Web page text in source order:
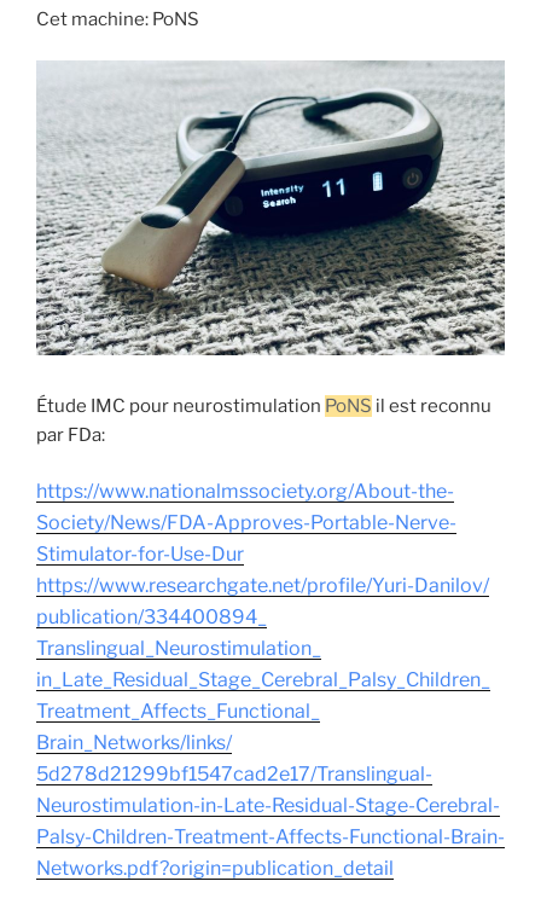
Cet machine: PoNS
Étude IMC pour neurostimulation PoNS il est reconnu
par FDa:
https://www.nationalmssociety.org/About-the-
Society/News/FDA-Approves-Portable-Nerve-
Stimulator-for-Use-Dur
https://www.researchgate.net/profile/Yuri-Danilov/
publication/334400894_
Translingual_Neurostimulation_
in_Late_Residual_Stage_ Cerebral_Palsy_Children_
Treatment_Affects_Functional_
Brain_Networks/links/
5d278d21299bf1547cad2e17/Translingual-
Neurostimulation-in-Late-Residual-Stage-Cerebral-
Palsy-Children-Treatment-Affects-Functional-Brain-
Networks.pdf?origin=publication_detail